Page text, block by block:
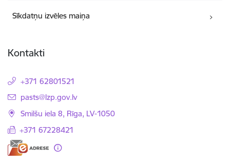
Sīkdatņu izvēles maiņa
Kontakti
+371 62801521
E-pasts:
pasts@lzp.gov.lv
Smilšu iela 8, Rīga, LV-1050
+371 67228421